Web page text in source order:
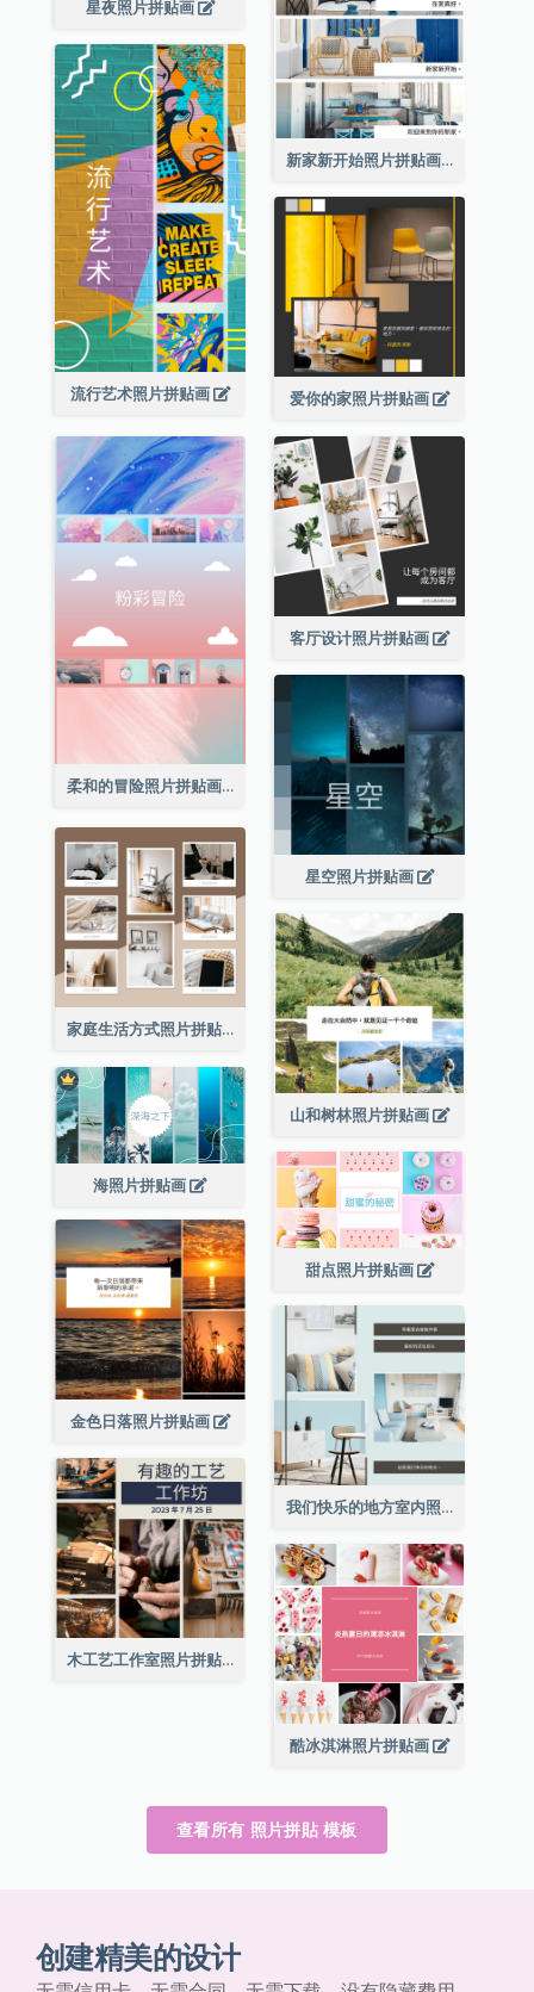
星夜照片拼贴画
新家新开始照片拼贴画
流行艺术照片拼贴画 爱你的家照片拼贴画
柔和的冒险照片拼贴画
客厅设计照片拼贴画
星空照片拼贴画
家庭生活方式照片拼贴画
山和树林照片拼贴画
海照片拼贴画
甜点照片拼贴画
金色日落照片拼贴画
我们快乐的地方室内照片拼贴画
木工艺工作室照片拼贴画
酷冰淇淋照片拼贴画
查看所有 照片拼貼 模板
创建精美的设计